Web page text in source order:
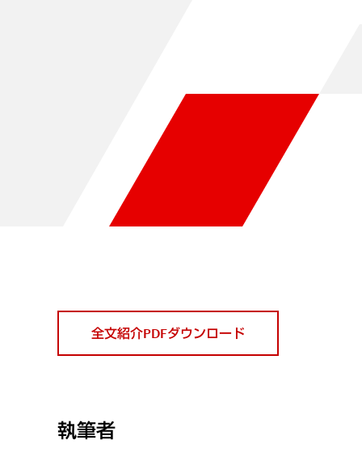
全文紹介PDFダウンロード
執筆者